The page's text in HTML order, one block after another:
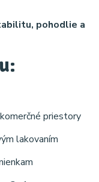
pohodlie a
priestory
lakovaním